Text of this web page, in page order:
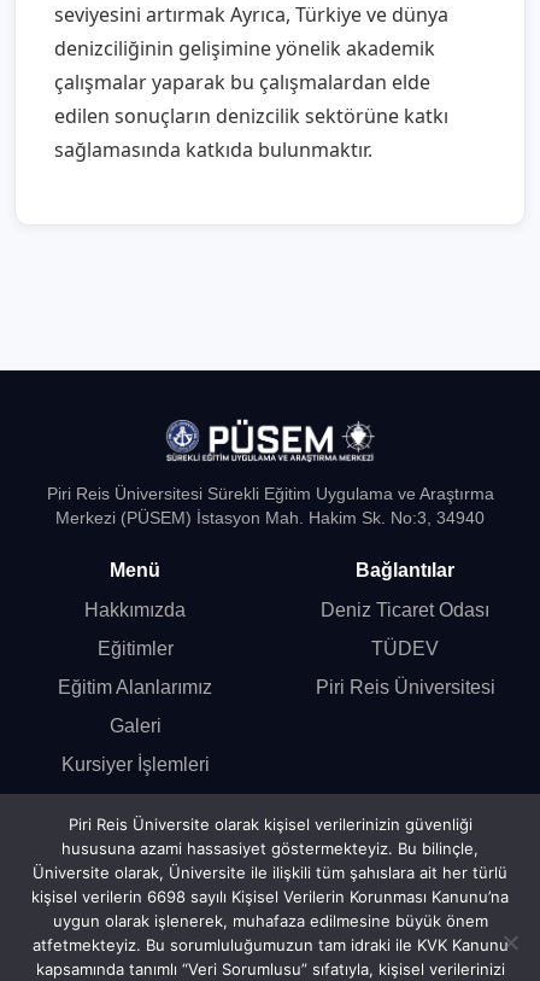
seviyesini artırmak Ayrıca, Türkiye ve dünya
denizciliğinin gelişimine yönelik akademik
çalışmalar yaparak bu çalışmalardan elde
edilen sonuçların denizcilik sektörüne katkı
sağlamasında katkıda bulunmaktır.
Piri Reis Üniversitesi Sürekli Eğitim Uygulama ve Araştırma
Merkezi (PÜSEM) İstasyon Mah. Hakim Sk. No:3, 34940
Menü
Hakkımızda
Eğitimler
Eğitim Alanlarımız
Galeri
Kursiyer İşlemleri
Bağlantılar
Deniz Ticaret Odası
TÜDEV
Piri Reis Üniversitesi
İletişim
İletişime Geç
Piri Reis Üniversite olarak kişisel verilerinizin güvenliği
hususuna azami hassasiyet göstermekteyiz. Bu bilinçle,
Üniversite olarak, Üniversite ile ilişkili tüm şahıslara ait her türlü
kişisel verilerin 6698 sayılı Kişisel Verilerin Korunması Kanunu’na
uygun olarak işlenerek, muhafaza edilmesine büyük önem
atfetmekteyiz. Bu sorumluluğumuzun tam idraki ile KVK Kanunu
kapsamında tanımlı “Veri Sorumlusu” sıfatıyla, kişisel verilerinizi